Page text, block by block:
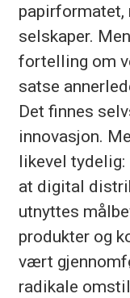
papirformatet,
selskaper.
fortelling om
satse
Det finnes
innovasjon.
likevel tydelig:
at digital
utnyttes
produkter og
vært
radikale